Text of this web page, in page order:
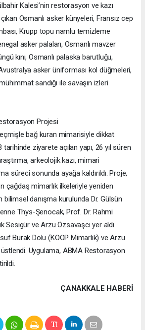
Kalesi’nin restorasyon ve kazı
çıkan Osmanlı asker künyeleri, Fransız cep
Krupp topu namlu temizleme
asker palaları, Osmanlı mavzer
kını, Osmanlı palaska barutluğu,
asker üniforması kol düğmeleri,
sandığı ile savaşın izleri
Projesi
bağ kuran mimarisiyle dikkat
ziyarete açılan yapı, 26 yıl süren
arkeolojik kazı, mimari
süreci sonunda ayağa kaldırıldı. Proje,
çağdaş mimarlık ilkeleriyle yeniden
bilimsel danışma kurulunda Dr. Gülsün
Thys-Şenocak, Prof. Dr. Rahmi
Sesigür ve Arzu Özsavaşcı yer aldı.
Burak Dolu (KOOP Mimarlık) ve Arzu
Uygulama, ABMA Restorasyon
ÇANAKKALE HABERİ